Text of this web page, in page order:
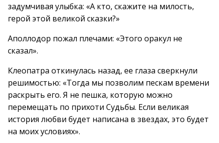
задумчивая улыбка: «А кто, скажите на милость,
герой этой великой сказки?»
Аполлодор пожал плечами: «Этого оракул не
сказал».
Клеопатра откинулась назад, ее глаза сверкнули
решимостью: «Тогда мы позволим пескам времени
раскрыть его. Я не пешка, которую можно
перемещать по прихоти Судьбы. Если великая
история любви будет написана в звездах, это будет
на моих условиях».